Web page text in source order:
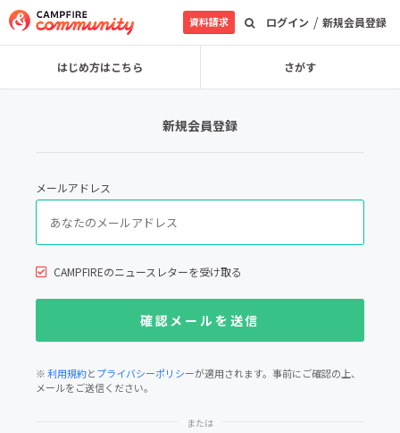
ログイン / 新規会員登録
資料請求
はじめ方はこちら さがす
新規会員登録
メールアドレス
CAMPFIREのニュースレターを受け取る
※利用規約とプライバシーポリシーが適用されます。事前にご確認の上、
メールをご送信ください。